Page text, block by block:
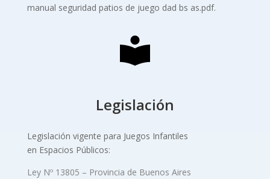
manual seguridad patios de juego dad bs as.pdf.
Legislación
Legislación vigente para Juegos Infantiles
en Espacios Públicos:
Ley Nº 13805 – Provincia de Buenos Aires